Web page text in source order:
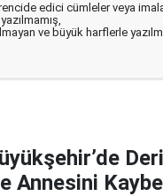
edici cümleler veya
ve büyük harflerle
Annesini